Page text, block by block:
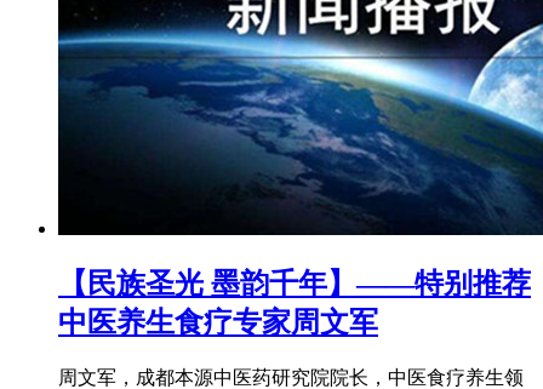
【民族圣光 墨韵千年】——特别推荐
中医养生食疗专家周文军
周文军，成都本源中医药研究院院长，中医食疗养生领